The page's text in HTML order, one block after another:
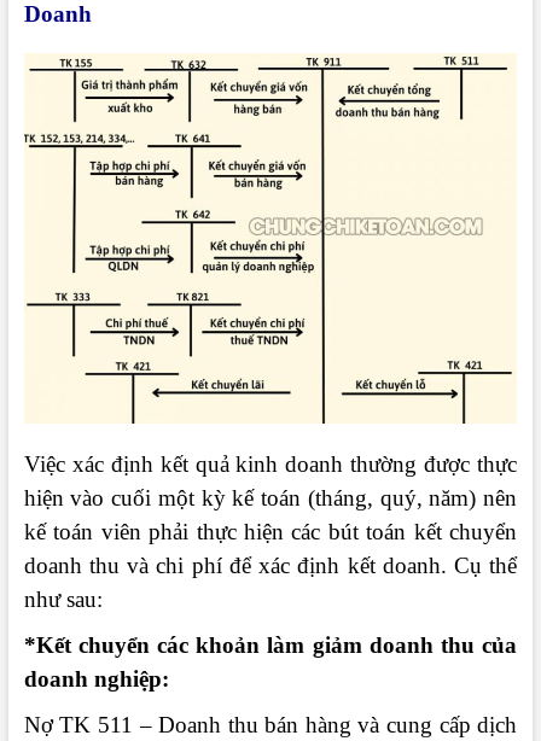
Doanh
Việc xác định kết quả kinh doanh thường được thực
hiện vào cuối một kỳ kế toán (tháng, quý, năm) nên
kế toán viên phải thực hiện các bút toán kết chuyển
doanh thu và chi phí để xác định kết doanh. Cụ thể
như sau:
*Kết chuyển các khoản làm giảm doanh thu của
doanh nghiệp:
Nợ TK 511 – Doanh thu bán hàng và cung cấp dịch